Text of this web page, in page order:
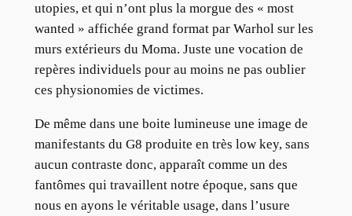
utopies, et qui n’ont plus la morgue des « most
wanted » affichée grand format par Warhol sur les
murs extérieurs du Moma. Juste une vocation de
repères individuels pour au moins ne pas oublier
ces physionomies de victimes.
De même dans une boite lumineuse une image de
manifestants du G8 produite en très low key, sans
aucun contraste donc, apparaît comme un des
fantômes qui travaillent notre époque, sans que
nous en ayons le véritable usage, dans l’usure